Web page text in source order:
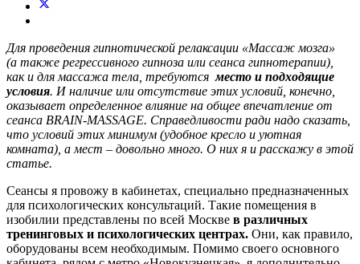
Для проведения гипнотической релаксации «Массаж мозга»
(а также регрессивного гипноза или сеанса гипнотерапии),
как и для массажа тела, требуютсяместо и подходящие
условия. И наличие или отсутствие этих условий, конечно,
оказывает определенное влияние на общее впечатление от
сеанса BRAIN-MASSAGE. Справедливости ради надо сказать,
что условий этих минимум (удобное кресло и уютная
комната), а мест – довольно много. О них я и расскажу в этой
статье.
Сеансы я провожу в кабинетах, специально предназначенных
для психологических консультаций. Такие помещения в
изобилии представлены по всей Москве в различных
тренинговых и психологических центрах. Они, как правило,
оборудованы всем необходимым. Помимо своего основного